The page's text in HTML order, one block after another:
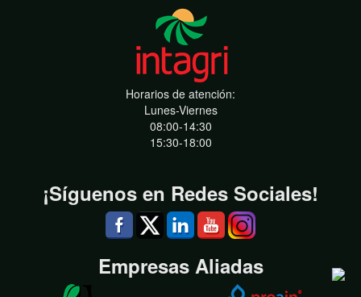
Horarios de atención:
Lunes-Viernes
08:00-14:30
15:30-18:00
¡Síguenos en Redes Sociales!
Empresas Aliadas